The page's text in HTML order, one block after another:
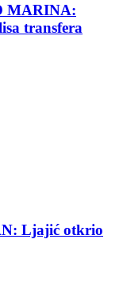
MARINA:
transfera
Ljajić otkrio